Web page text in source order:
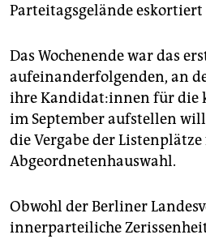
Parteitagsgelände
Das Wochenende war das
aufeinanderfolgenden, an
ihre Kan­di­da­t:in­nen für die
im September aufstellen
die Vergabe der
Abgeordnetenhauswahl.
Obwohl der Berliner
innerparteiliche